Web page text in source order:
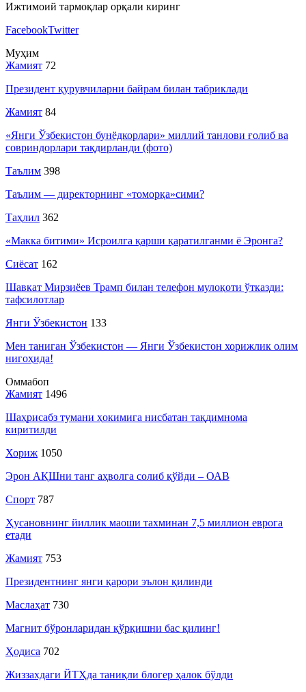
Ижтимоий тармоқлар орқали киринг
FacebookTwitter
Муҳим
Жамият 72
Президент қурувчиларни байрам билан табриклади
Жамият 84
«Янги Ўзбекистон бунёдкорлари» миллий танлови ғолиб ва
совриндорлари тақдирланди (фото)
Таълим 398
Таълим — директорнинг «томорқа»сими?
Таҳлил 362
«Макка битими» Исроилга қарши қаратилганми ё Эронга?
Сиёсат 162
Шавкат Мирзиёев Трамп билан телефон мулоқоти ўтказди:
тафсилотлар
Янги Ўзбекистон 133
Мен таниган Ўзбекистон — Янги Ўзбекистон хорижлик олим
нигоҳида!
Оммабоп
Жамият 1496
Шаҳрисабз тумани ҳокимига нисбатан тақдимнома
киритилди
Хориж 1050
Эрон АҚШни танг аҳволга солиб қўйди – ОАВ
Спорт 787
Ҳусановнинг йиллик маоши тахминан 7,5 миллион еврога
етади
Жамият 753
Президентнинг янги қарори эълон қилинди
Маслаҳат 730
Магнит бўронларидан қўрқишни бас қилинг!
Ҳодиса 702
Жиззахдаги ЙТҲда таниқли блогер ҳалок бўлди